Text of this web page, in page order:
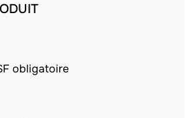
obligatoire